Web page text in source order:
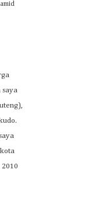
saya
2010